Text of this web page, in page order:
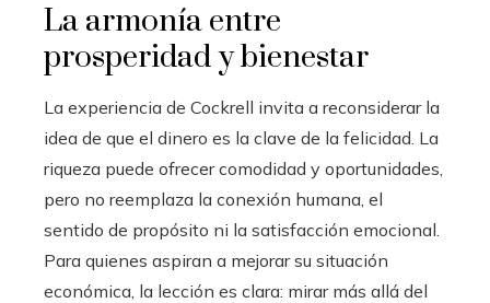
La armonía entre
prosperidad y bienestar
La experiencia de Cockrell invita a reconsiderar la
idea de que el dinero es la clave de la felicidad. La
riqueza puede ofrecer comodidad y oportunidades,
pero no reemplaza la conexión humana, el
sentido de propósito ni la satisfacción emocional.
Para quienes aspiran a mejorar su situación
económica, la lección es clara: mirar más allá del